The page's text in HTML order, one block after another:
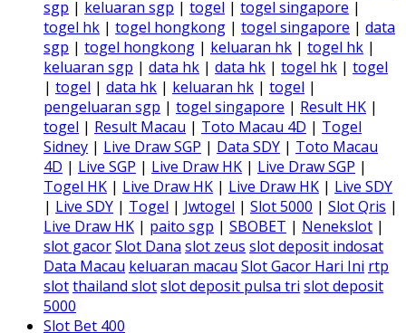
sgp | keluaran sgp | togel | togel singapore |
togel hk | togel hongkong | togel singapore | data
sgp | togel hongkong | keluaran hk | togel hk |
keluaran sgp | data hk | data hk | togel hk | togel
| togel | data hk | keluaran hk | togel |
pengeluaran sgp | togel singapore | Result HK |
togel | Result Macau | Toto Macau 4D | Togel
Sidney | Live Draw SGP | Data SDY | Toto Macau
4D | Live SGP | Live Draw HK | Live Draw SGP |
Togel HK | Live Draw HK | Live Draw HK | Live SDY
| Live SDY | Togel | Jwtogel | Slot 5000 | Slot Qris |
Live Draw HK | paito sgp | SBOBET | Nenekslot |
slot gacorSlot Dana slot zeus slot deposit indosat
Data Macau keluaran macau Slot Gacor Hari Ini rtp
slotthailand slotslot deposit pulsa tri slot deposit
5000
Slot Bet 400